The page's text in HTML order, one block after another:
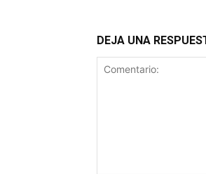
DEJA UNA